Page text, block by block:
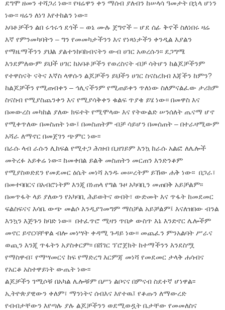
ደግሞ ዘመን ተሻጋሪ ነው፡፡ የዛሬዋን ቀን ማሰብ ያለብን ከሠላሳ ዓመታት በኋላ ሆነን
ነው፡፡ ዛሬን ለነገ እየተከልን ነው፡፡
አባቶቻችን ልበ ሩኅሩኅ ደጎች – ወኔ ሙሉ ጀግኖች – ሆደ ሰፊ ቅኖች ስለነበሩ ዛሬ
እኛ የምንመካባትን – ግን የመመካታችንን እና የነጻነታችን ቀንዲል እያልን
የማዜማችንን ያህል ያልተንከባከብናትን ውብ ሀገር አወረሱን፡፡ ደጋግሜ
እንደምለውም ይህች ሀገር ከአባቶቻችን የወረስናት ብቻ ሳትሆን ከልጆቻችንም
የተዋስናት ናትና እኛስ ላዋሱን ልጆቻችን ይህችን ሀገር ስናስረክብ እጃችን ከምን?
ከልጆቻችን የሚጠብቀን – ኅሊናችንም የሚጠይቀን ጥለነው ስለምናልፈው ታሪክም
ስናስብ የሚያስጨንቀን እና የሚያሳቅቀን ቁልፍ ጥያቄ ይሄ ነው፡፡ በመዋስ እና
በመውረስ መካከል ያለው ክፍተት የሚሞላው እና የትውልድ ሠንሰለት ጤናማ ሆኖ
የሚቀጥለው በመስጠት ነው፤ በመስጠትም ብቻ ሳይሆን በመሰጠት – በተራዛሚውም
አሻራ ለማኖር በመጀገን ጭምር ነው፡፡
በራሱ ላብ ራሱን ሊከፍል የሚተጋ ሕዝብ ቢዘገይም እንኳ ከራሱ አልፎ ለሌሎች
መትረፉ አይቀሬ ነው፡፡ ከመቀበል ይልቅ መስጠትን መርጠን እንድንቆም
የሚያስወድደን የመደመር ዕሴት መነሻ አንዱ መሠረትም ይኸው ሐቅ ነው፡፡ በጋራ፣
በመተባበርና በአብሮነትም እንጂ በነጠላ የግል ጉዞ አካባቢን መጠበቅ አይቻልም፡፡
በመጥፋት ላይ ያለውን የአካባቢ ሕይወትና ውበት፣ ውድመት እና ጥፋት ከመደመር
ፍልስፍናና እሳቤ ውጭ መልሶ እንዲያገመግም ማስቻል አይቻልም፤ እናለዝበው ብንል
እንኳን እጅጉን ከባድ ነው፡፡ በተፈጥሮ ሚዛን ጥበቃ ውስጥ እኔ እንድኖር ሌሎችም
መኖር ይኖርባቸዋል ብሎ መነሣት ቀዳሚ ጉዳይ ነው፡፡ መጨፈን ምንአልባት ሥራና
ወጪን እንጂ ጥፋትን አያስቀርም፡፡ በሸገር ፕሮጀክት ከተማችንን እንደስሟ
የማስዋብ፣ የማሣመርና ከፍ የማድረግ እርምጃ መነሻ የመደመር ታላቅ ሐሳብና
የአርቆ አስተዋይነት ውጤት ነው፡፡
ልጆቻችን ገሚሶቹ በአካል ሌሎቹም በሥነ ልቦናና በምናብ ስደተኛ ሆነዋል፡፡
ኢትዮጵያዊውን ቀለም፣ ማንነትና ሰብእና እየተዉ፤ የቆጡን ለማውረድ
የብብታቸውን እየጣሉ ያሉ ልጆቻችንን ወደሚወዷት ቤታቸው የመመለስና